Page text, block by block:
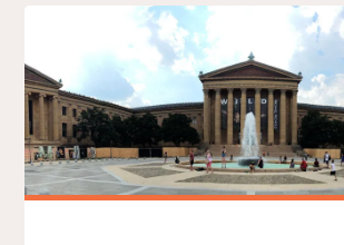
日
游
记"